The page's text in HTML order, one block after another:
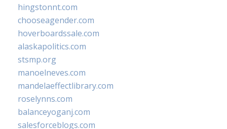
hingstonnt.com
chooseagender.com
hoverboardssale.com
alaskapolitics.com
stsmp.org
manoelneves.com
mandelaeffectlibrary.com
roselynns.com
balanceyoganj.com
salesforceblogs.com